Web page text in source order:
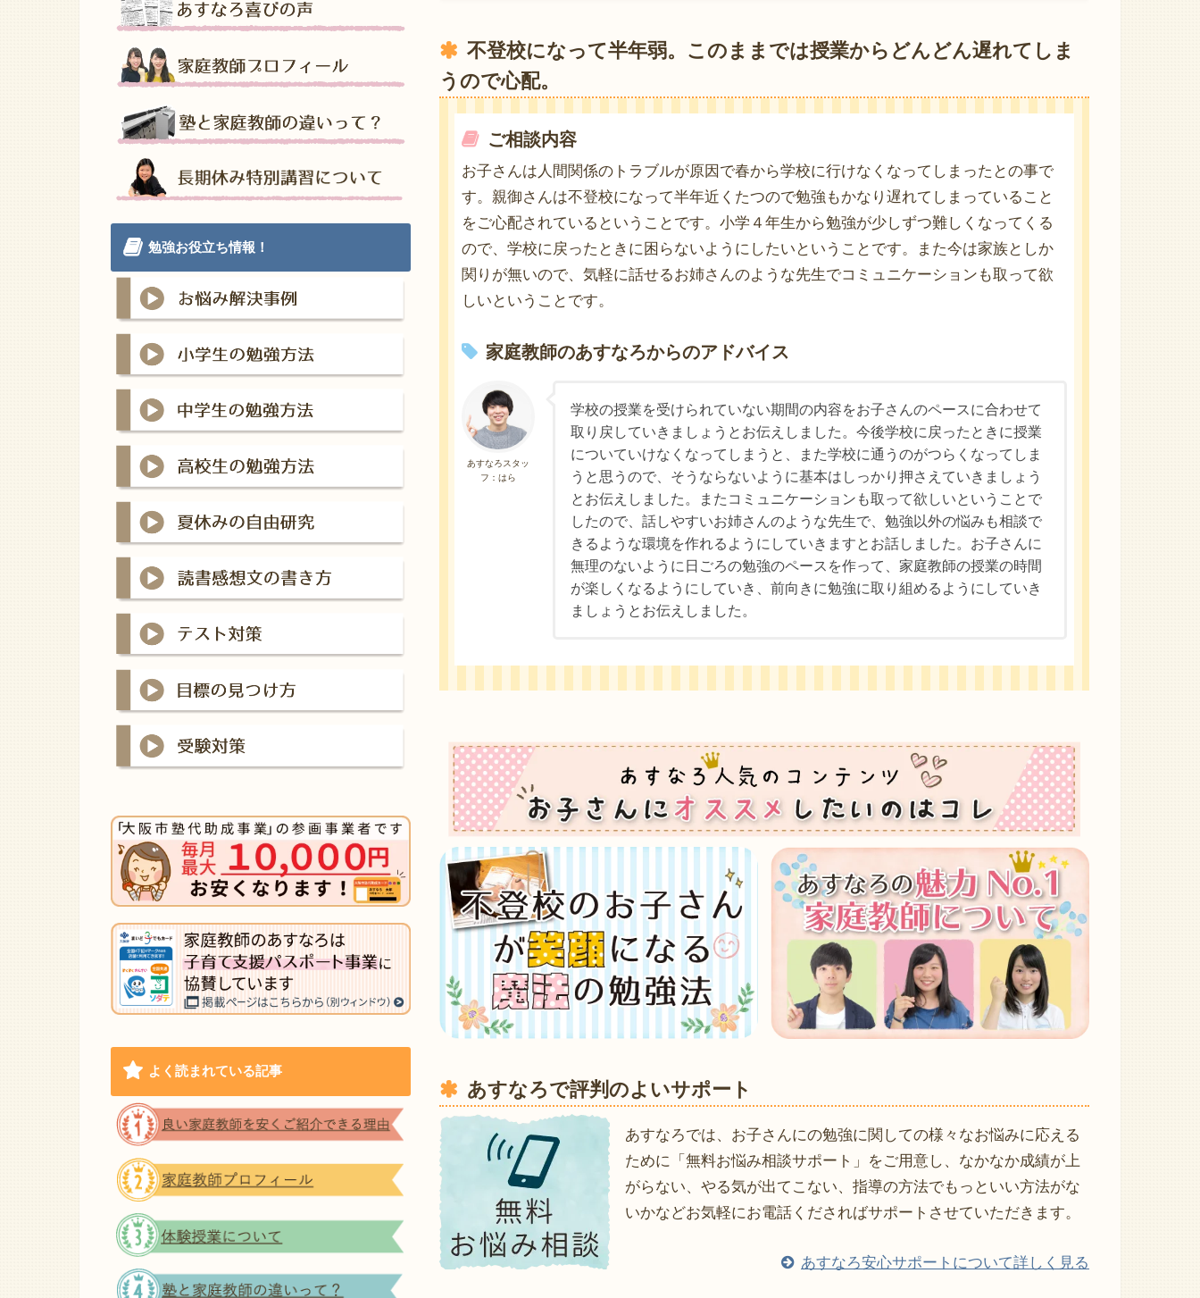
不登校になって半年弱。このままでは授業からどんどん遅れてしま
うので心配。
ご相談内容
お子さんは人間関係のトラブルが原因で春から学校に行けなくなってしまったとの事で
す。親御さんは不登校になって半年近くたつので勉強もかなり遅れてしまっていること
をご心配されているということです。小学４年生から勉強が少しずつ難しくなってくる
ので、学校に戻ったときに困らないようにしたいということです。また今は家族としか
関りが無いので、気軽に話せるお姉さんのような先生でコミュニケーションも取って欲
しいということです。
家庭教師のあすなろからのアドバイス
あすなろスタッ
フ：はら
学校の授業を受けられていない期間の内容をお子さんのペースに合わせて
取り戻していきましょうとお伝えしました。今後学校に戻ったときに授業
についていけなくなってしまうと、また学校に通うのがつらくなってしま
うと思うので、そうならないように基本はしっかり押さえていきましょう
とお伝えしました。またコミュニケーションも取って欲しいということで
したので、話しやすいお姉さんのような先生で、勉強以外の悩みも相談で
きるような環境を作れるようにしていきますとお話しました。お子さんに
無理のないように日ごろの勉強のペースを作って、家庭教師の授業の時間
が楽しくなるようにしていき、前向きに勉強に取り組めるようにしていき
ましょうとお伝えしました。
あすなろで評判のよいサポート
あすなろでは、お子さんにの勉強に関しての様々なお悩みに応える
ために「無料お悩み相談サポート」をご用意し、なかなか成績が上
がらない、やる気が出てこない、指導の方法でもっといい方法がな
いかなどお気軽にお電話くださればサポートさせていただきます。
あすなろ安心サポートについて詳しく見る
勉強お役立ち情報！
よく読まれている記事